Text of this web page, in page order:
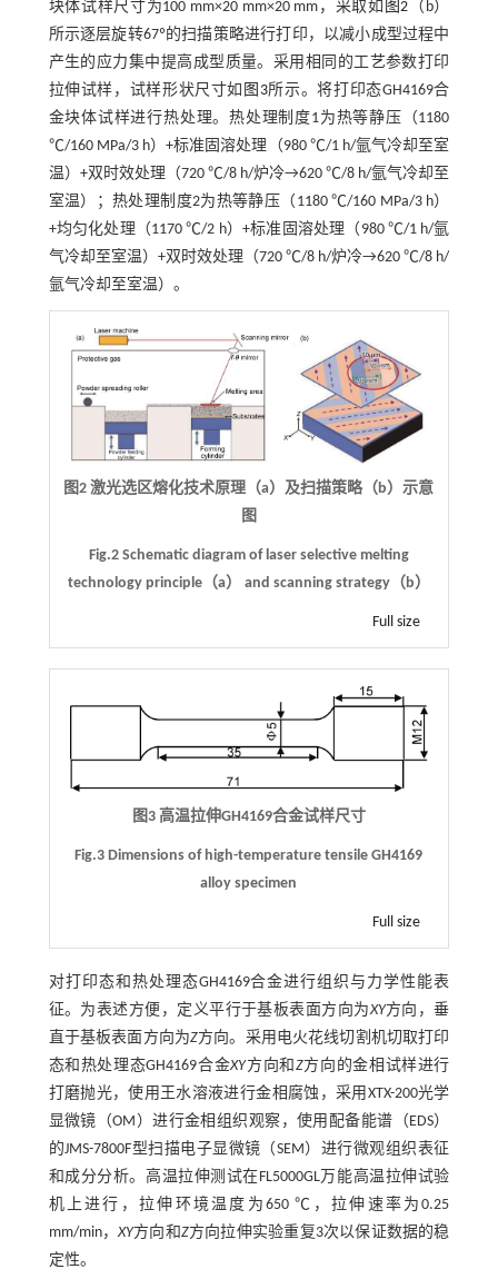
块体试样尺寸为100 mm×20 mm×20 mm，采取如 图2 （b）
所示逐层旋转67º的扫描策略进行打印，以减小成型过程中
产生的应力集中提高成型质量。采用相同的工艺参数打印
拉伸试样，试样形状尺寸如 图3所示。将打印态GH4169合
金块体试样进行热处理。热处理制度1为热等静压（1180
℃/160 MPa/3 h）+标准固溶处理（980 ℃/1 h/氩气冷却至室
温）+双时效处理（720 ℃/8 h/炉冷→620 ℃/8 h/氩气冷却至
室温）；热处理制度2为热等静压（1180 ℃/160 MPa/3 h）
+均匀化处理（1170 ℃/2 h）+标准固溶处理（980 ℃/1 h/氩
气冷却至室温）+双时效处理（720 ℃/8 h/炉冷→620 ℃/8 h/
氩气冷却至室温）。
图2 激光选区熔化技术原理（a）及扫描策略（b）示意
图
Fig.2 Schematic diagram of laser selective melting
technology principle（a） and scanning strategy（b）
Full size
图3 高温拉伸GH4169合金试样尺寸
Fig.3 Dimensions of high-temperature tensile GH4169
alloy specimen
Full size
对打印态和热处理态GH4169合金进行组织与力学性能表
征。为表述方便，定义平行于基板表面方向为XY方向，垂
直于基板表面方向为Z方向。采用电火花线切割机切取打印
态和热处理态GH4169合金XY方向和 Z方向的金相试样进行
打磨抛光，使用王水溶液进行金相腐蚀，采用XTX-200光学
显微镜（OM）进行金相组织观察，使用配备能谱（EDS）
的JMS-7800F型扫描电子显微镜（SEM）进行微观组织表征
和成分分析。高温拉伸测试在FL5000GL万能高温拉伸试验
机上进行，拉伸环境温度为650 ℃，拉伸速率为0.25
mm/min，XY方向和Z方向拉伸实验重复3次以保证数据的稳
定性。